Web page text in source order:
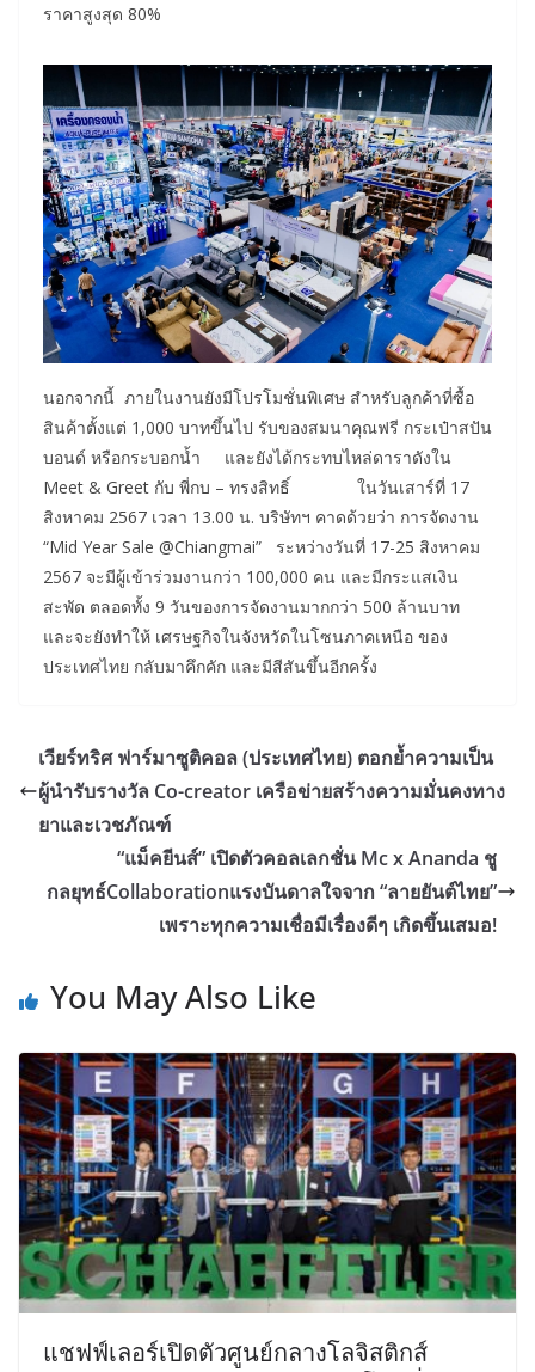
ราคาสูงสุด 80%
นอกจากนี้ ภายในงานยังมีโปรโมชั่นพิเศษ สำหรับลูกค้าที่ซื้อ
สินค้าตั้งแต่ 1,000 บาทขึ้นไป รับของสมนาคุณฟรี กระเป๋าสปัน
บอนด์ หรือกระบอกน้ำ และยังได้กระทบไหล่ดาราดังใน
Meet & Greet กับ พี่กบ – ทรงสิทธิ์ ในวันเสาร์ที่ 17
สิงหาคม 2567 เวลา 13.00 น. บริษัทฯ คาดด้วยว่า การจัดงาน
“Mid Year Sale @Chiangmai” ระหว่างวันที่ 17-25 สิงหาคม
2567 จะมีผู้เข้าร่วมงานกว่า 100,000 คน และมีกระแสเงิน
สะพัด ตลอดทั้ง 9 วันของการจัดงานมากกว่า 500 ล้านบาท
และจะยังทำให้ เศรษฐกิจในจังหวัดในโซนภาคเหนือ ของ
ประเทศไทย กลับมาคึกคัก และมีสีสันขึ้นอีกครั้ง
เวียร์ทริศ ฟาร์มาซูติคอล (ประเทศไทย) ตอกย้ำความเป็น
ผู้นำรับรางวัล Co-creator เครือข่ายสร้างความมั่นคงทาง
ยาและเวชภัณฑ์
“แม็คยีนส์” เปิดตัวคอลเลกชั่น Mc x Ananda ชู
กลยุทธ์Collaborationแรงบันดาลใจจาก “ลายยันต์ไทย”
เพราะทุกความเชื่อมีเรื่องดีๆ เกิดขึ้นเสมอ!
You May Also Like
แชฟฟ์เลอร์เปิดตัวศูนย์กลางโลจิสติกส์